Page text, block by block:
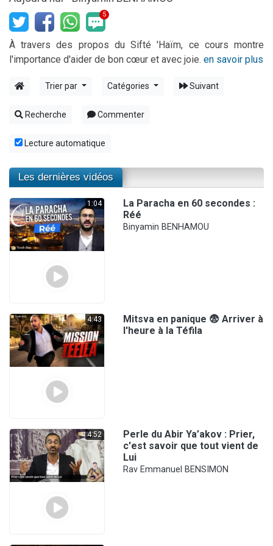
Eva vient de donner son Maasser
3 personnes viennent de nous rejoindre sur WhatsApp
Odaya vient de donner son Maasser
3 personnes viennent de faire un don pour 5 jours de vacances aux Orphelins
5
À travers des propos du Sifté 'Haïm, ce cours montre
l'importance d'aider de bon cœur et avec joie. en savoir plus
Trier par Catégories Suivant
Recherche Commenter
Lecture automatique
Les dernières vidéos
1:04
La Paracha en 60 secondes :
Réé
Binyamin BENHAMOU
4:43
Mitsva en panique 😨 Arriver à
l'heure à la Téfila
4:52
Perle du Abir Ya’akov : Prier,
c'est savoir que tout vient de
Lui
Rav Emmanuel BENSIMON